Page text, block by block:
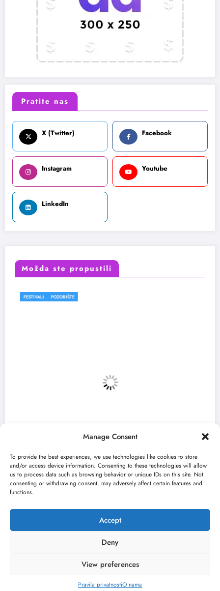
Manage Consent
To provide the best experiences, we use technologies like cookies to store
and/or access device information. Consenting to these technologies will allow
us to process data such as browsing behavior or unique IDs on this site. Not
consenting or withdrawing consent, may adversely affect certain features and
functions.
Accept
Deny
View preferences
Pravila privatnostiO nama
Pratite nas
X (Twitter) Facebook
Instagram Youtube
LinkedIn
Možda ste propustili
POZORIŠTE
Medeja“ otvara 59. Bitef u
O nama Uslovi
Kontakt
Kulturni kišobran| Powered BySpiceThemes